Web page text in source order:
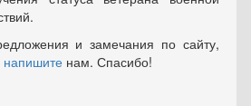
и замечания по сайту,
напишите нам. Спасибо!